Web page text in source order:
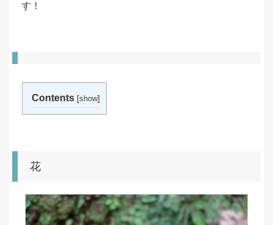
す！
Contents [show]
花